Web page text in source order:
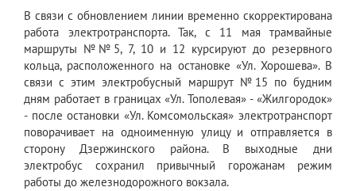
В связи с обновлением линии временно скорректирована
работа электротранспорта. Так, с 11 мая трамвайные
маршруты №№5, 7, 10 и 12 курсируют до резервного
кольца, расположенного на остановке «Ул. Хорошева». В
связи с этим электробусный маршрут №15 по будним
дням работает в границах «Ул. Тополевая» - «Жилгородок»
- после остановки «Ул. Комсомольская» электротранспорт
поворачивает на одноименную улицу и отправляется в
сторону Дзержинского района. В выходные дни
электробус сохранил привычный горожанам режим
работы до железнодорожного вокзала.